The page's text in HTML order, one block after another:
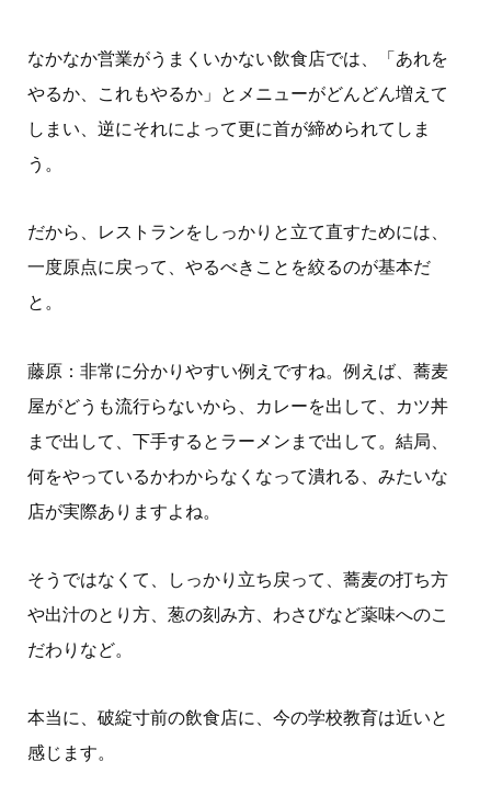
なかなか営業がうまくいかない飲食店では、「あれを
やるか、これもやるか」とメニューがどんどん増えて
しまい、逆にそれによって更に首が締められてしま
う。
だから、レストランをしっかりと立て直すためには、
一度原点に戻って、やるべきことを絞るのが基本だ
と。
藤原：非常に分かりやすい例えですね。例えば、蕎麦
屋がどうも流行らないから、カレーを出して、カツ丼
まで出して、下手するとラーメンまで出して。結局、
何をやっているかわからなくなって潰れる、みたいな
店が実際ありますよね。
そうではなくて、しっかり立ち戻って、蕎麦の打ち方
や出汁のとり方、葱の刻み方、わさびなど薬味へのこ
だわりなど。
本当に、破綻寸前の飲食店に、今の学校教育は近いと
感じます。